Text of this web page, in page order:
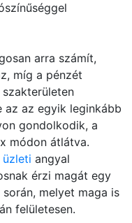
arra számít,
míg a pénzét
az az egyik leginkább
gondolkodik, a
módon átlátva.
angyal
érzi magát egy
melyet maga is
felületesen.